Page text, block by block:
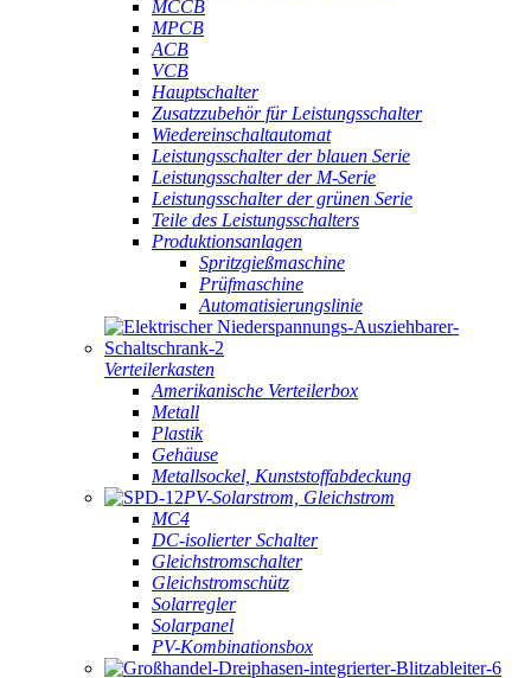
MCCB
MPCB
ACB
VCB
Hauptschalter
Zusatzzubehör für Leistungsschalter
Wiedereinschaltautomat
Leistungsschalter der blauen Serie
Leistungsschalter der M-Serie
Leistungsschalter der grünen Serie
Teile des Leistungsschalters
Produktionsanlagen
Spritzgießmaschine
Prüfmaschine
Automatisierungslinie
Verteilerkasten
Amerikanische Verteilerbox
Metall
Plastik
Gehäuse
Metallsockel, Kunststoffabdeckung
PV-Solarstrom, Gleichstrom
MC4
DC-isolierter Schalter
Gleichstromschalter
Gleichstromschütz
Solarregler
Solarpanel
PV-Kombinationsbox